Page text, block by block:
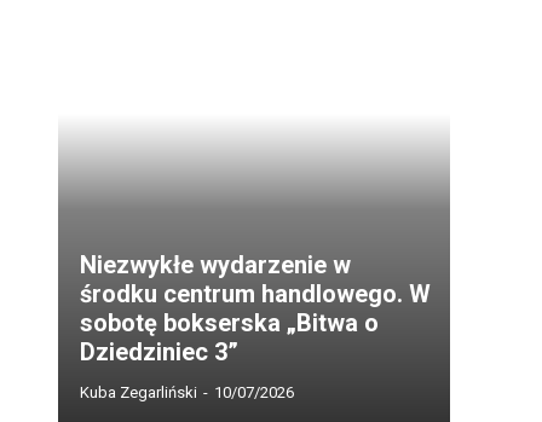
Niezwykłe wydarzenie w
środku centrum handlowego. W
sobotę bokserska „Bitwa o
Dziedziniec 3”
Kuba Zegarliński - 10/07/2026